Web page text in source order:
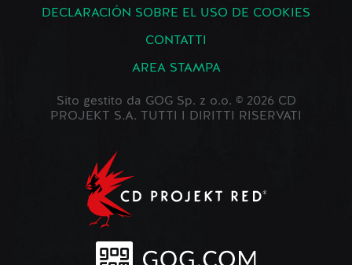
DECLARACIÓN SOBRE EL USO DE COOKIES
CONTATTI
AREA STAMPA
Sito gestito da GOG Sp. z o.o. © 2026 CD
PROJEKT S.A. TUTTI I DIRITTI RISERVATI